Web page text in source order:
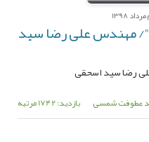
1398
مهندس علی رضا سید
رضا سید اسحقی
عطوفت شمسی بازدید: 1742 مرتبه